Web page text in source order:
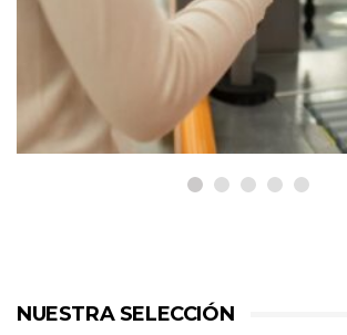
Consum reparte 15,5
euros en cheques y
entre más de 511.000 familias
en Cataluña durante 2025
NUESTRA SELECCIÓN